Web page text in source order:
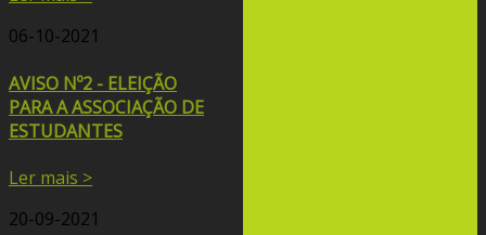
06-10-2021
AVISO Nº2 - ELEIÇÃO
PARA A ASSOCIAÇÃO DE
ESTUDANTES
Ler mais >
20-09-2021